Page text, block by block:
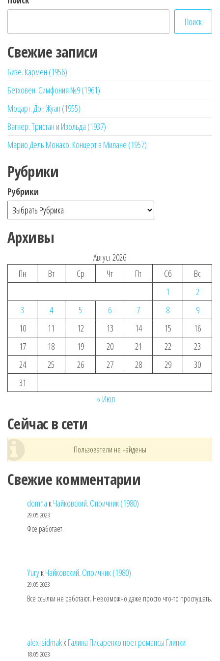
Поиск
Свежие записи
Бизе. Кармен (1956)
Бетховен. Симфония №9 (1961)
Моцарт. Дон Жуан (1955)
Вагнер. Тристан и Изольда (1937)
Марио Дель Монако. Концерт в Милане (1957)
Рубрики
Рубрики
Архивы
Август 2026
Пн
Вт Ср Чт Пт Сб
Вс
1
2
3
4 5 6 7 8
9
10
11 12 13 14 15
16
17
18 19 20 21 22
23
24
25 26 27 28 29
30
31
« Июл
Сейчас в сети
Пользователи не найдены
Свежие комментарии
domna кЧайковский. Опричник (1980)
29.05.2023
Фсе работает.
YuryкЧайковский. Опричник (1980)
29.05.2023
Все ссылки не работают. Невозможно даже просто что-то прослушать.
alex-sidmakкГалина Писаренко поет романсы Глинки
18.05.2023